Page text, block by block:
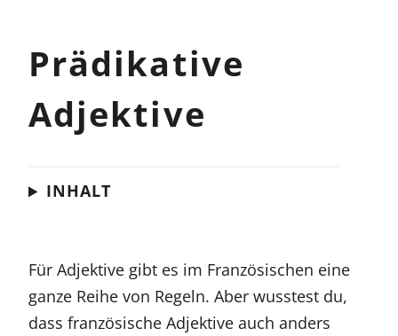
Prädikative
Adjektive
INHALT
Für Adjektive gibt es im Französischen eine
ganze Reihe von Regeln. Aber wusstest du,
dass französische Adjektive auch anders